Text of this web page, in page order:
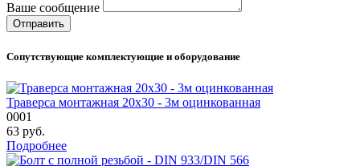
Ваше сообщение
Сопутствующие комплектующие и оборудование
Траверса монтажная 20х30 - 3м оцинкованная
0001
63 руб.
Подробнее